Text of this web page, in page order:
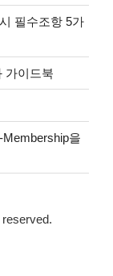
필수조항 5가
가이드북
을